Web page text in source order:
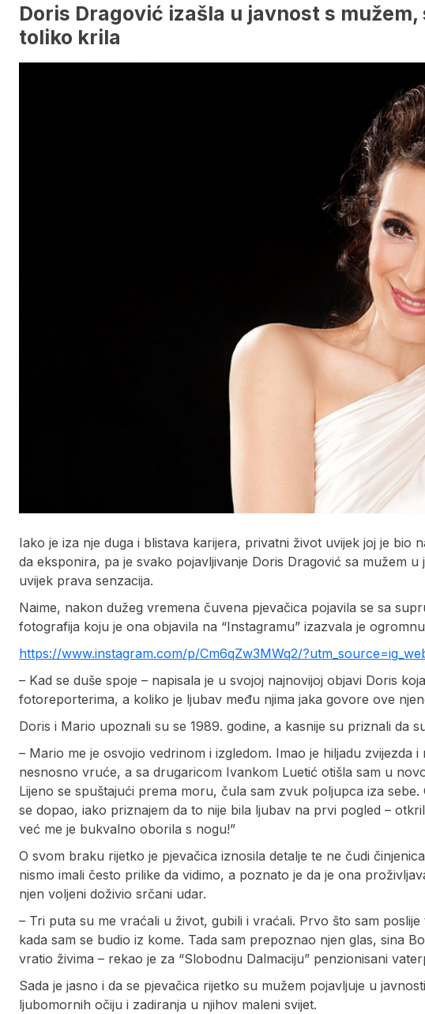
Doris Dragović izašla u javnost s
toliko krila
Iako je iza nje duga i blistava karijera, privatni život uvijek joj je bio
da eksponira, pa je svako pojavljivanje Doris Dragović sa mužem
uvijek prava senzacija.
Naime, nakon dužeg vremena čuvena pjevačica pojavila se sa
fotografija koju je ona objavila na “Instagramu” izazvala je
https://www.instagram.com/p/Cm6qZw3MWq2/
– Kad se duše spoje – napisala je u svojoj najnovijoj objavi Doris
fotoreporterima, a koliko je ljubav među njima jaka govore ove
Doris i Mario upoznali su se 1989. godine, a kasnije su priznali da
– Mario me je osvojio vedrinom i izgledom. Imao je hiljadu zvijezda
nesnosno vruće, a sa drugaricom Ivankom Luetić otišla sam u
Lijeno se spuštajući prema moru, čula sam zvuk poljupca iza sebe.
se dopao, iako priznajem da to nije bila ljubav na prvi pogled –
već me je bukvalno oborila s nogu!”
O svom braku rijetko je pjevačica iznosila detalje te ne čudi
nismo imali često prilike da vidimo, a poznato je da je ona
njen voljeni doživio srčani udar.
– Tri puta su me vraćali u život, gubili i vraćali. Prvo što sam
kada sam se budio iz kome. Tada sam prepoznao njen glas, sina
vratio živima – rekao je za “Slobodnu Dalmaciju” penzionisani
Sada je jasno i da se pjevačica rijetko su mužem pojavljuje u
ljubomornih očiju i zadiranja u njihov maleni svijet.